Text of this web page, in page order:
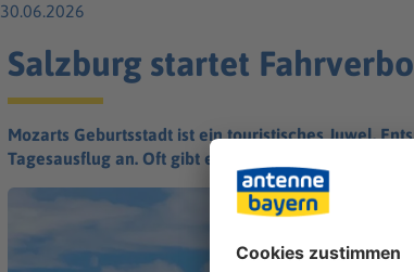
30.06.2026
Salzburg startet
Mozarts Geburtsstadt ist ein touristisches Juwel.
Tagesausflug an. Oft gibt es Stau - das soll jetzt